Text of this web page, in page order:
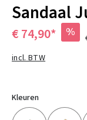
Sandaal
€ 74,90* %
incl. BTW
Kleuren